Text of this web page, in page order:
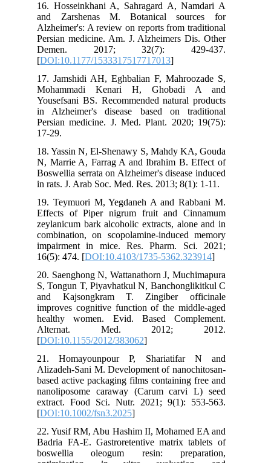
16. Hosseinkhani A, Sahragard A, Namdari A
and Zarshenas M. Botanical sources for
Alzheimer's: A review on reports from traditional
Persian medicine. Am. J. Alzheimers Dis. Other
Demen. 2017; 32(7): 429-437.
[DOI:10.1177/1533317517717013
17. Jamshidi AH, Eghbalian F, Mahroozade S,
Mohammadi Kenari H, Ghobadi A and
Yousefsani BS. Recommended natural products
in Alzheimer's disease based on traditional
Persian medicine. J. Med. Plant. 2020; 19(75):
17-29.
18. Yassin N, El-Shenawy S, Mahdy KA, Gouda
N, Marrie A, Farrag A and Ibrahim B. Effect of
Boswellia serrata on Alzheimer's disease induced
in rats. J. Arab Soc. Med. Res. 2013; 8(1): 1-11.
19. Teymuori M, Yegdaneh A and Rabbani M.
Effects of Piper nigrum fruit and Cinnamum
zeylanicum bark alcoholic extracts, alone and in
combination, on scopolamine-induced memory
impairment in mice. Res. Pharm. Sci. 2021;
16(5): 474. [DOI:10.4103/1735-5362.323914
20. Saenghong N, Wattanathorn J, Muchimapura
S, Tongun T, Piyavhatkul N, Banchonglikitkul C
and Kajsongkram T. Zingiber officinale
improves cognitive function of the middle-aged
healthy women. Evid. Based Complement.
Alternat. Med. 2012; 2012.
[DOI:10.1155/2012/383062
21. Homayounpour P, Shariatifar N and
Alizadeh‐Sani M. Development of nanochitosan‐
based active packaging films containing free and
nanoliposome caraway (Carum carvi L) seed
extract. Food Sci. Nutr. 2021; 9(1): 553-563.
[DOI:10.1002/fsn3.2025
22. Yusif RM, Abu Hashim II, Mohamed EA and
Badria FA-E. Gastroretentive matrix tablets of
boswellia oleogum resin: preparation,